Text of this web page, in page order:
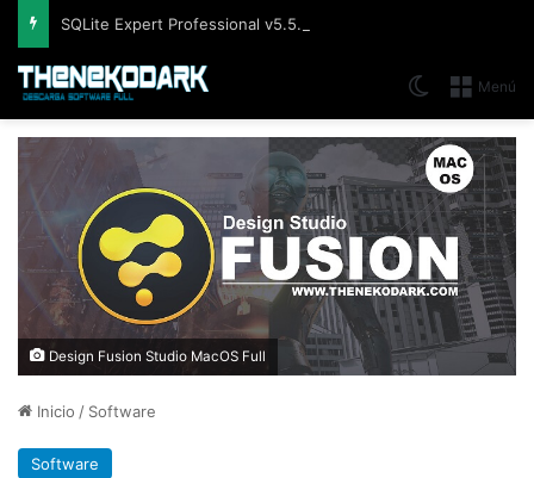
Menú
Switch skin
Design Fusion Studio MacOS Full
Inicio / Software
Software